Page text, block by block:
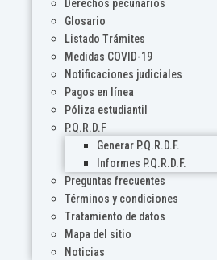
Derechos pecunarios
Glosario
Listado Trámites
Medidas COVID-19
Notificaciones judiciales
Pagos en línea
Póliza estudiantil
P.Q.R.D.F
Generar P.Q.R.D.F.
Informes P.Q.R.D.F.
Preguntas frecuentes
Términos y condiciones
Tratamiento de datos
Mapa del sitio
Noticias